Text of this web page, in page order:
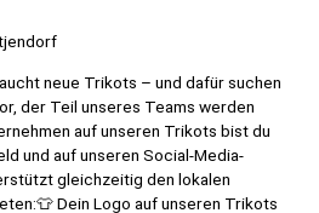
neue Trikots – und dafür suchen
der Teil unseres Teams werden
auf unseren Trikots bist du
und auf unseren Social-Media-
gleichzeitig den lokalen
Dein Logo auf unseren Trikots